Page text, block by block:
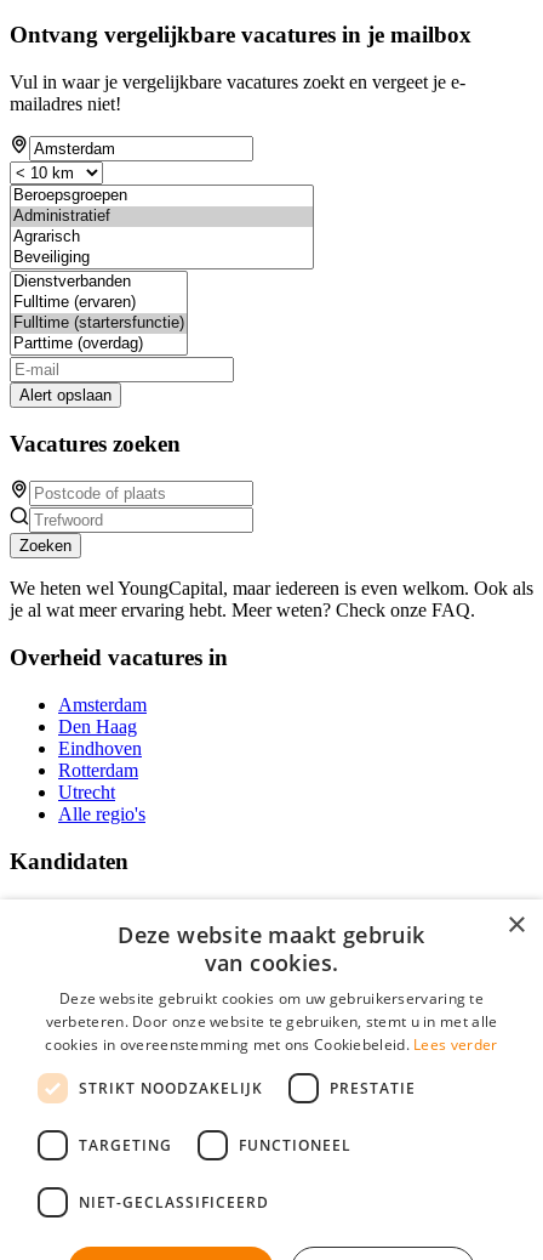
Ontvang vergelijkbare vacatures in je mailbox
Vul in waar je vergelijkbare vacatures zoekt en vergeet je e-
mailadres niet!
Alert opslaan
Vacatures zoeken
Zoeken
We heten wel YoungCapital, maar iedereen is even welkom. Ook als
je al wat meer ervaring hebt. Meer weten? Check onze FAQ.
Overheid vacatures in
Amsterdam
Den Haag
Eindhoven
Rotterdam
Utrecht
Alle regio's
Kandidaten
Vacatures
Over Vacatures Overheid Online
YoungCapital IOS App
YoungCapital Android App
Social
×
Deze website maakt gebruik
van cookies.
Deze website gebruikt cookies om uw gebruikerservaring te
verbeteren. Door onze website te gebruiken, stemt u in met alle
cookies in overeenstemming met ons Cookiebeleid. Lees verder
STRIKT NOODZAKELIJK PRESTATIE
TARGETING FUNCTIONEEL
NIET-GECLASSIFICEERD